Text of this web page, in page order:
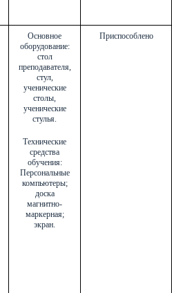
Основное
оборудование:
стол
преподавателя,
стул,
ученические
столы,
ученические
стулья.
Технические
средства
обучения:
Персональные
компьютеры;
доска
магнитно-
маркерная;
экран.
Приспособлено